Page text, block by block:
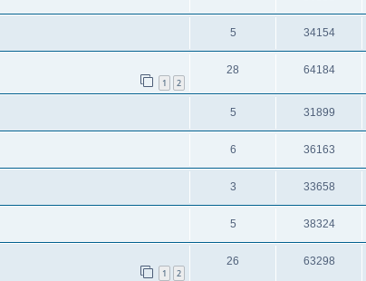
5 34154
1 2
28 64184
5 31899
6 36163
3 33658
5 38324
1 2
26 63298